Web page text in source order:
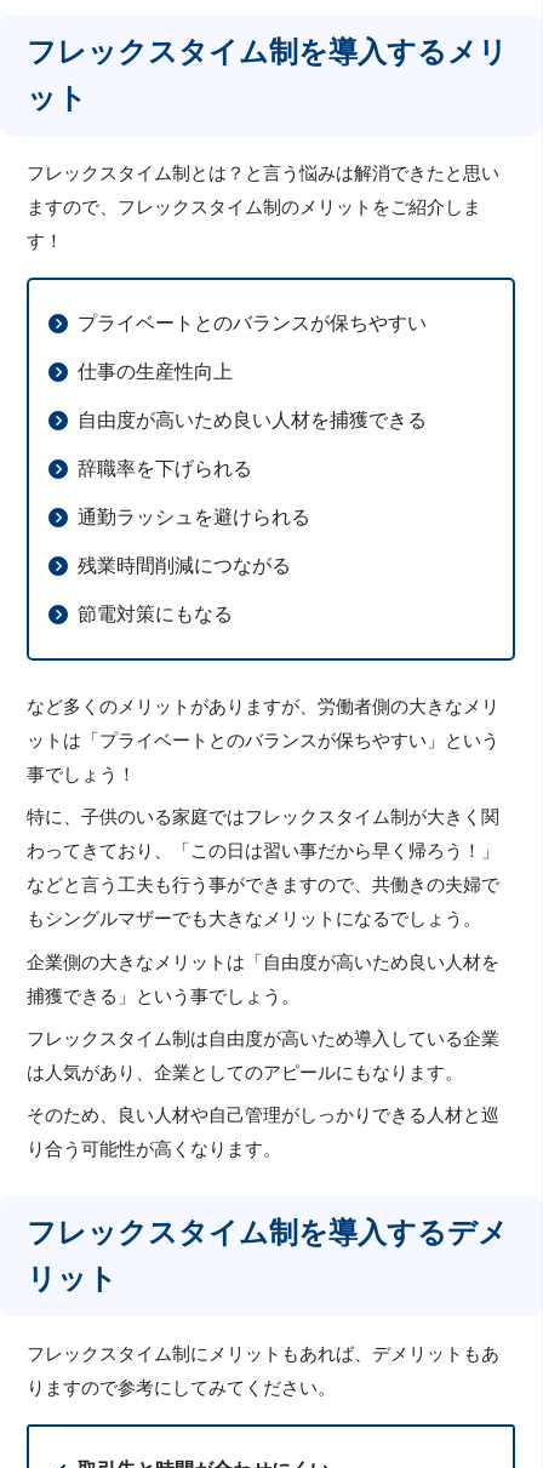
フレックスタイム制を導入するメリ
ット
フレックスタイム制とは？と言う悩みは解消できたと思い
ますので、フレックスタイム制のメリットをご紹介しま
す！
プライベートとのバランスが保ちやすい
仕事の生産性向上
自由度が高いため良い人材を捕獲できる
辞職率を下げられる
通勤ラッシュを避けられる
残業時間削減につながる
節電対策にもなる
など多くのメリットがありますが、労働者側の大きなメリ
ットは「プライベートとのバランスが保ちやすい」という
事でしょう！
特に、子供のいる家庭ではフレックスタイム制が大きく関
わってきており、「この日は習い事だから早く帰ろう！」
などと言う工夫も行う事ができますので、共働きの夫婦で
もシングルマザーでも大きなメリットになるでしょう。
企業側の大きなメリットは「自由度が高いため良い人材を
捕獲できる」という事でしょう。
フレックスタイム制は自由度が高いため導入している企業
は人気があり、企業としてのアピールにもなります。
そのため、良い人材や自己管理がしっかりできる人材と巡
り合う可能性が高くなります。
フレックスタイム制を導入するデメ
リット
フレックスタイム制にメリットもあれば、デメリットもあ
りますので参考にしてみてください。